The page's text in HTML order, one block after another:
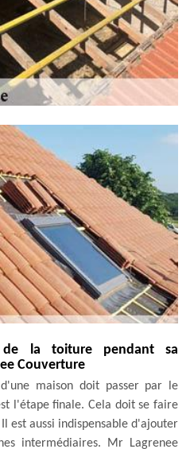
de la toiture pendant sa
Couverture
maison doit passer par le
l'étape finale. Cela doit se faire
est aussi indispensable d'ajouter
intermédiaires. Mr Lagrenee